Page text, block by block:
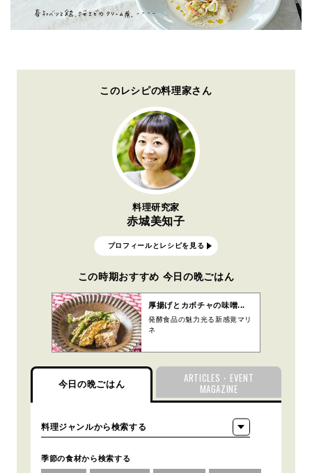
このレシピの料理家さん
料理研究家
赤城美知子
プロフィールとレシピを見る
この時期おすすめ 今日の晩ごはん
厚揚げとカボチャの味噌...
発酵食品の魅力光る新感覚マリ
ネ
今日の晩ごはん
ARTICLES・EVENT
MAGAZINE
季節の食材から検索する